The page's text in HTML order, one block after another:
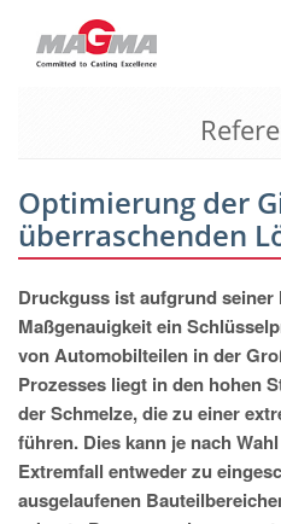
MAGMA Europa, Deutschland
EN
CS
MAGMA Nordamerika, USA
EN
MAGMA Asien-Pazifik,
EN
MAGMA Südamerika,
Optimierung der
überraschenden
Druckguss ist aufgrund
Maßgenauigkeit ein
von Automobilteilen in der
Prozesses liegt in den hohen
der Schmelze, die zu einer
führen. Dies kann je nach
Extremfall entweder zu
ausgelaufenen